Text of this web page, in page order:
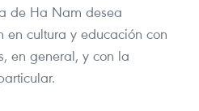
de Ha Nam desea
en cultura y educación con
en general, y con la